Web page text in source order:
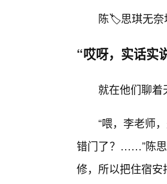
陈🏷️思琪无奈
“哎呀，实话实
就在他们聊
“喂，李老师
错门了？……”陈
修，所以把住宿